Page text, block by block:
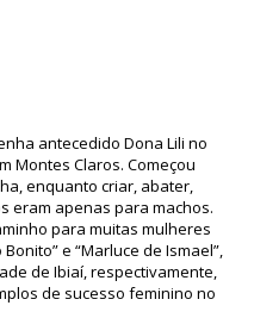
antecedido Dona Lili no
Montes Claros. Começou
enquanto criar, abater,
eram apenas para machos.
para muitas mulheres
e “Marluce de Ismael”,
de Ibiaí, respectivamente,
de sucesso feminino no